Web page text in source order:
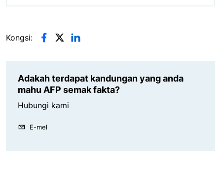
Kongsi:
Adakah terdapat kandungan yang anda
mahu AFP semak fakta?
Hubungi kami
E-mel